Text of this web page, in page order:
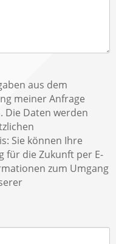
aus dem
meiner Anfrage
Daten werden
Sie können Ihre
für die Zukunft per E-
zum Umgang